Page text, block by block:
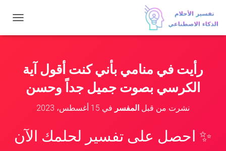
ب
رأيت في منامي بأني كنت أقول آية
الكرسي بصوت جميل جداً وحسن
نشرت من قبل المفسر في 15 أغسطس، 2023
✨ احصل على تفسير لحلمك الآن